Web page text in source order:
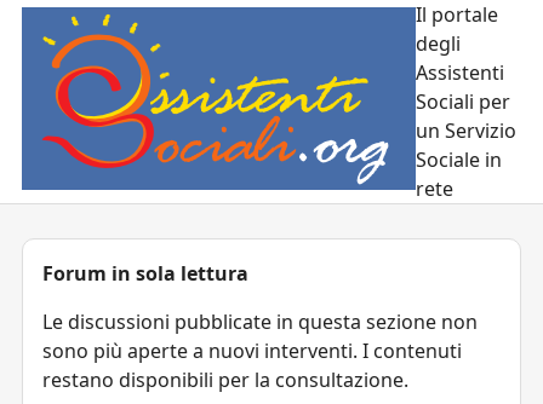
Il portale
degli
Assistenti
Sociali per
un Servizio
Sociale in
rete
Forum in sola lettura
Le discussioni pubblicate in questa sezione non
sono più aperte a nuovi interventi. I contenuti
restano disponibili per la consultazione.